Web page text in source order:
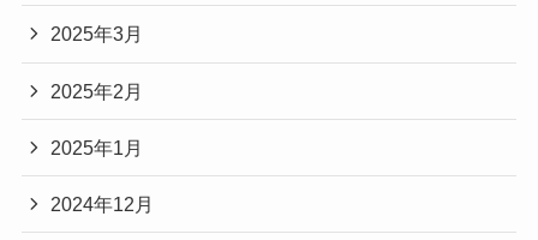
2025年3月
2025年2月
2025年1月
2024年12月